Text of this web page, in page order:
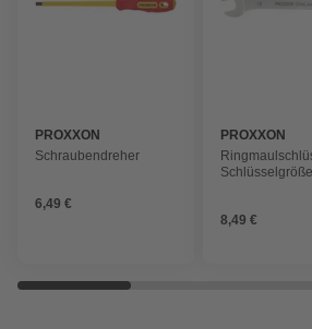
PROXXON
Schraubendreher
6,49 €
PROXXON
8,49 €